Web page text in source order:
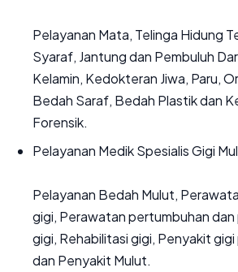
Pelayanan Mata, Telinga Hidung
Syaraf, Jantung dan Pembuluh
Kelamin, Kedokteran Jiwa, Paru,
Bedah Saraf, Bedah Plastik dan
Forensik.
Pelayanan Medik Spesialis Gigi
Pelayanan Bedah Mulut,
gigi, Perawatan pertumbuhan
gigi, Rehabilitasi gigi, Penyakit
dan Penyakit Mulut.